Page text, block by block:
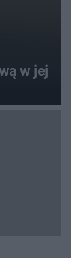
w jej